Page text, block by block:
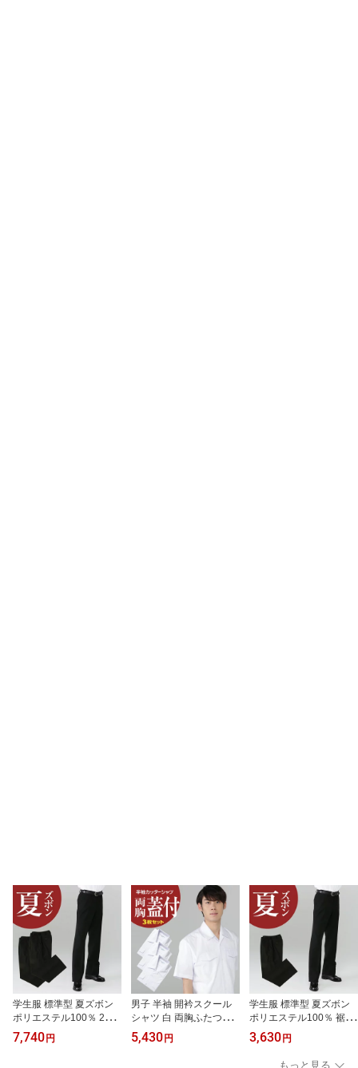
学生服 標準型 夏ズボン
ポリエステル100％ 2本
セット 裾直し対応
7,740 円
男子 半袖 開衿スクール
シャツ 白 両胸ふたつき
ポケット 綿55％ ポリエ
ステル45％ 3枚セット
5,430 円
学生服 標準型 夏ズボン
ポリエステル100％ 裾上
げなし
3,630 円
もっと見る